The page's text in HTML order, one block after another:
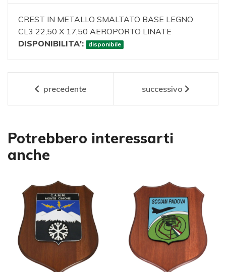
CREST IN METALLO SMALTATO BASE LEGNO
CL3 22,50 X 17,50 AEROPORTO LINATE
DISPONIBILITA':
disponibile
precedente successivo
Potrebbero interessarti
anche